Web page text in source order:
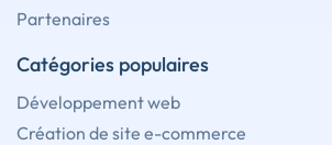
Partenaires
Catégories populaires
Développement web
Création de site e-commerce